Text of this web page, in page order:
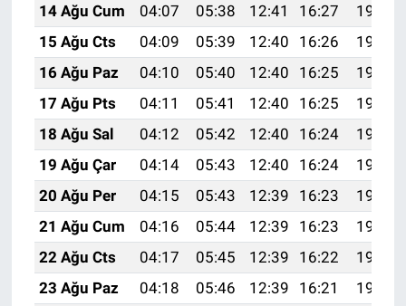
14 Ağu Cum
04:07 05:38 12:41 16:27
19:33
15 Ağu Cts
04:09 05:39 12:40 16:26
19:32
16 Ağu Paz
04:10 05:40 12:40 16:25
19:31
17 Ağu Pts
04:11 05:41 12:40 16:25
19:29
18 Ağu Sal
04:12 05:42 12:40 16:24
19:28
19 Ağu Çar
04:14 05:43 12:40 16:24
19:27
20 Ağu Per
04:15 05:43 12:39 16:23
19:25
21 Ağu Cum
04:16 05:44 12:39 16:23
19:24
22 Ağu Cts
04:17 05:45 12:39 16:22
19:23
23 Ağu Paz
04:18 05:46 12:39 16:21
19:21